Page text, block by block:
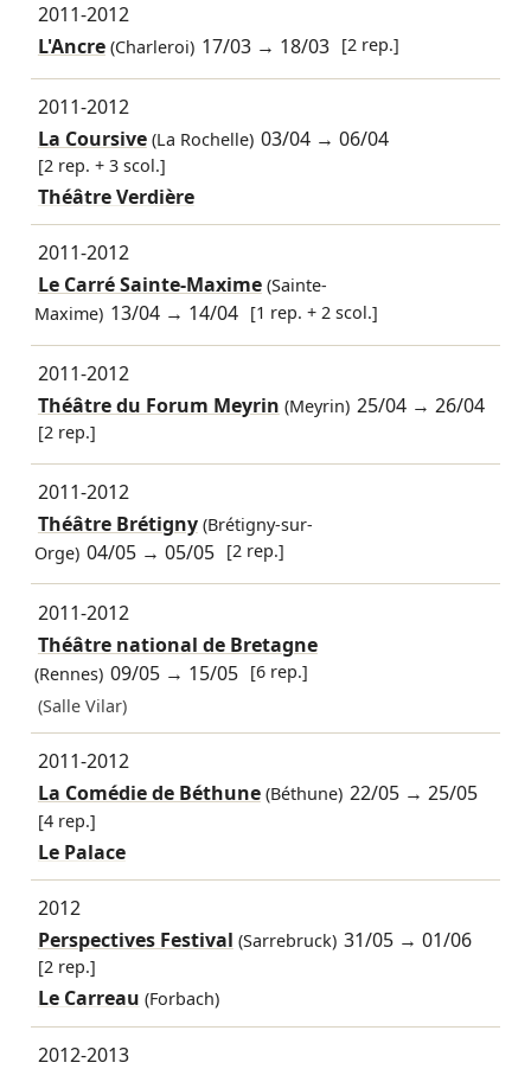
2011-2012
L'Ancre(Charleroi) 17/03 → 18/03 [2 rep.]
2011-2012
La Coursive(La Rochelle) 03/04 →06/04
[2 rep. + 3 scol.]
Théâtre Verdière
2011-2012
Le Carré Sainte-Maxime(Sainte-
Maxime) 13/04 → 14/04 [1 rep. + 2 scol.]
2011-2012
Théâtre du Forum Meyrin (Meyrin) 25/04 →26/04
[2 rep.]
2011-2012
Théâtre Brétigny(Brétigny-sur-
Orge) 04/05 →05/05 [2 rep.]
2011-2012
Théâtre national de Bretagne
(Rennes) 09/05 → 15/05 [6 rep.]
(Salle Vilar)
2011-2012
La Comédie de Béthune(Béthune) 22/05 →25/05
[4 rep.]
Le Palace
2012
Perspectives Festival (Sarrebruck) 31/05 →01/06
[2 rep.]
Le Carreau (Forbach)
2012-2013